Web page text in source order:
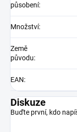
působení:
Množství:
Země
původu:
EAN:
Diskuze
Buďte první, kdo